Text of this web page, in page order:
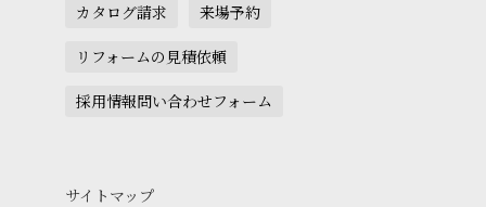
カタログ請求 来場予約
リフォームの見積依頼
採用情報問い合わせフォーム
サイトマップ